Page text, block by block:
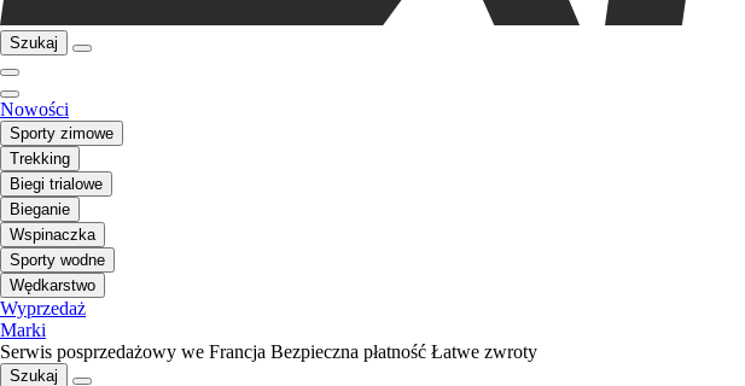
Szukaj
Nowości
Sporty zimowe
Trekking
Biegi trialowe
Bieganie
Wspinaczka
Sporty wodne
Wędkarstwo
Wyprzedaż
Marki
Serwis posprzedażowy we Francja Bezpieczna płatność Łatwe zwroty
Szukaj